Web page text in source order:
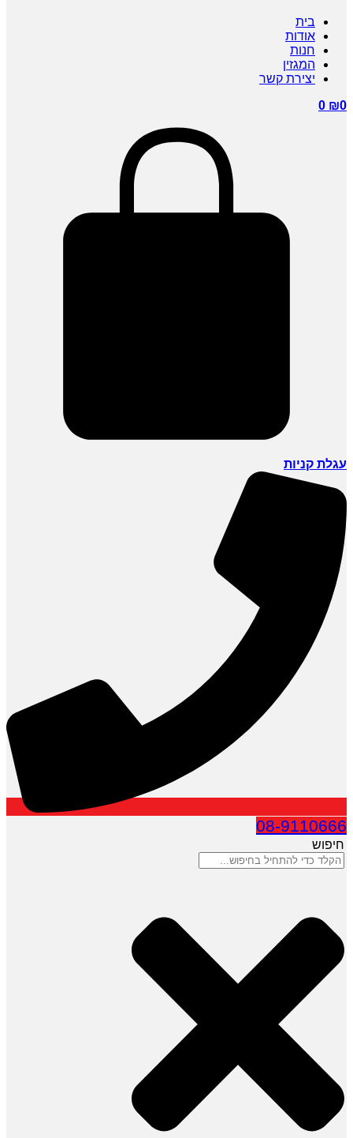
בית
אודות
חנות
המגזין
יצירת קשר
₪0
0
עגלת קניות
08-9110666
חיפוש